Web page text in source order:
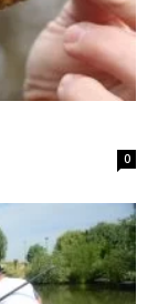
0